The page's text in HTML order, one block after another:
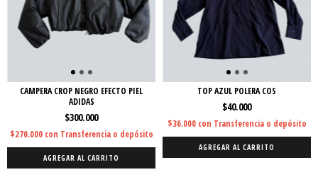
CAMPERA CROP NEGRO EFECTO PIEL
ADIDAS
$300.000
$270.000 con Transferencia o depósito
AGREGAR AL CARRITO
TOP AZUL POLERA COS
$40.000
$36.000 con Transferencia o depósito
AGREGAR AL CARRITO